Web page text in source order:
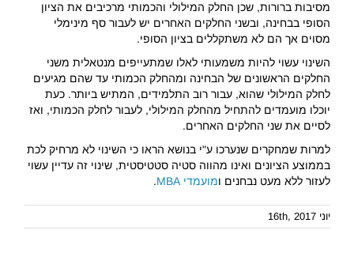
מסיבות ברורות, שכן החלק המילולי והכמותי מרכיבים את הציון
הסופי בבחינה, ובשני החלקים האחרים יש לעבור סף מינימלי
מסוים אך הם לא משתקללים בציון הסופי.
השינוי עשוי להיות משמעותי לאלו שמתעייפים מנטאלית משני
החלקים הראשונים של הבחינה ומהחלק הכמותי עד שהם מגיעים
לחלק המילולי שהוא, עבור רוב התלמידים, המתיש ביותר. כעת
יוכלו מועמדים להתחיל מהחלק המילולי, לעבור לחלק הכמותי, ואז
לסיים את שני החלקים האחרים.
למרות שמחקרים שנערכו ע"י בנושא הראו כי השינוי לא מרחיק לכת
בממוצע הציונים ואינו מהווה סטיה סטטיסטית, שינוי זה עדיין עשוי
לעזור ללא מעט נבחנים ומועמדי MBA .
יוני 16th, 2017